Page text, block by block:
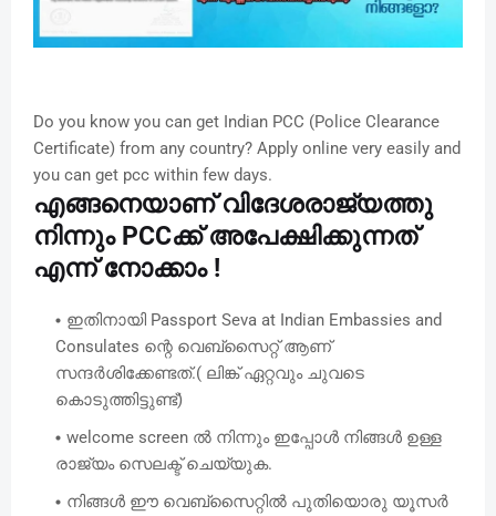
Do you know you can get Indian PCC (Police Clearance
Certificate) from any country? Apply online very easily and
you can get pcc within few days.
എങ്ങനെയാണ് വിദേശരാജ്യത്തു
നിന്നും PCCക്ക് അപേക്ഷിക്കുന്നത്
എന്ന് നോക്കാം !
ഇതിനായി Passport Seva at Indian Embassies and
Consulates ന്റെ വെബ്സൈറ്റ് ആണ്
സന്ദർശിക്കേണ്ടത്.( ലിങ്ക് ഏറ്റവും ചുവടെ
കൊടുത്തിട്ടുണ്ട്)
welcome screen ൽ നിന്നും ഇപ്പോൾ നിങ്ങൾ ഉള്ള
രാജ്യം സെലക്ട് ചെയ്യുക.
നിങ്ങൾ ഈ വെബ്‌സൈറ്റിൽ പുതിയൊരു യൂസർ